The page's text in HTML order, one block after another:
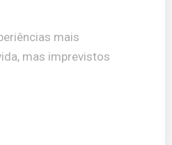
mais
mas imprevistos